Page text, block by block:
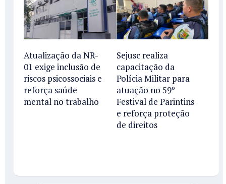
Atualização da NR-
01 exige inclusão de
riscos psicossociais e
reforça saúde
mental no trabalho
Sejusc realiza
capacitação da
Polícia Militar para
atuação no 59º
Festival de Parintins
e reforça proteção
de direitos